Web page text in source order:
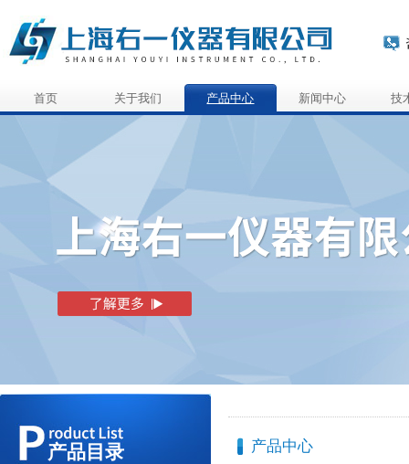
首页 关于我们 产品中心 新闻中心 技
产品目录 产品中心